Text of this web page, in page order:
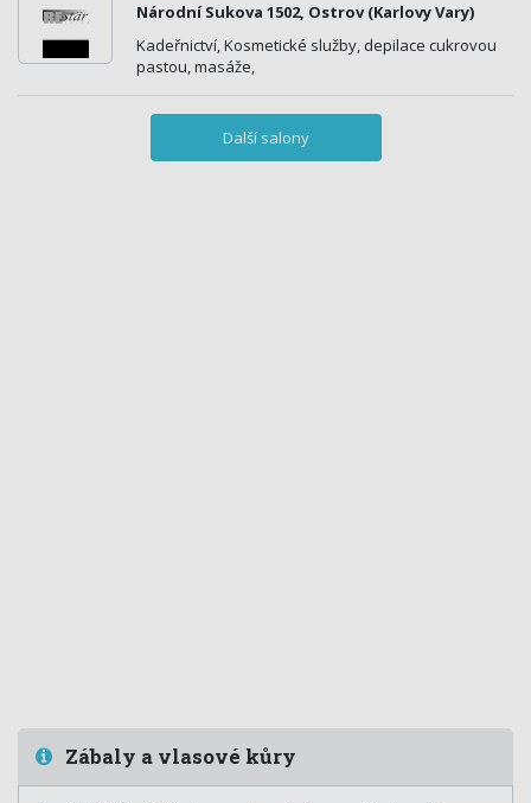
Národní Sukova 1502, Ostrov (Karlovy Vary)
Kadeřnictví, Kosmetické služby, depilace cukrovou
pastou, masáže,
Další salony
Zábaly a vlasové kůry